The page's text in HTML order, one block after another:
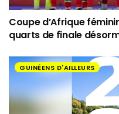
Coupe d’Afrique
quarts de finale
GUINÉENS D'AILLEURS